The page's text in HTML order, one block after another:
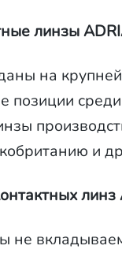
линзы
на
позиции
и